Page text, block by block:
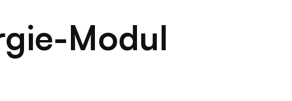
Modul